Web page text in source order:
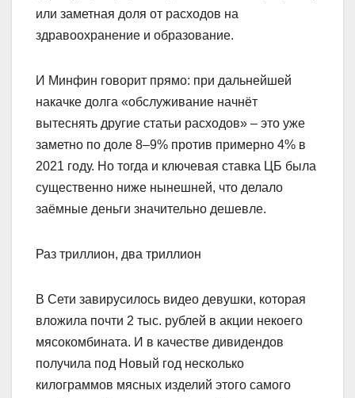
или заметная доля от расходов на
здравоохранение и образование.
И Минфин говорит прямо: при дальнейшей
накачке долга «обслуживание начнёт
вытеснять другие статьи расходов» – это уже
заметно по доле 8–9% против примерно 4% в
2021 году. Но тогда и ключевая ставка ЦБ была
существенно ниже нынешней, что делало
заёмные деньги значительно дешевле.
Раз триллион, два триллион
В Сети завирусилось видео девушки, которая
вложила почти 2 тыс. рублей в акции некоего
мясокомбината. И в качестве дивидендов
получила под Новый год несколько
килограммов мясных изделий этого самого